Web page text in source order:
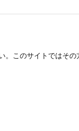
。このサイトではその